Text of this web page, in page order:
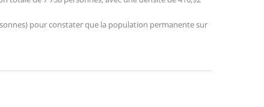
pour constater que la population permanente sur